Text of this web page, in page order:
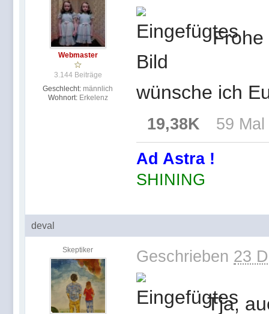
Webmaster
3.144 Beiträge
Geschlecht: männlich
Wohnort: Erkelenz
Frohe
wünsche ich
19,38K 59
Ad Astra !
SHINING
deval
Skeptiker Geschrieben 23
Tja,